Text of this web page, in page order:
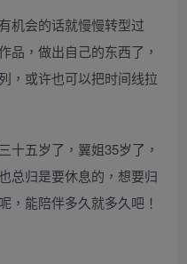
机会的话就慢慢转型过
品，做出自己的东西了，
，或许也可以把时间线拉
十五岁了，翼姐35岁了，
总归是要休息的，想要归
，能陪伴多久就多久吧！